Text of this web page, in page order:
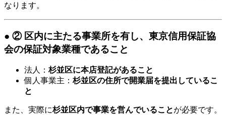
なります。
● ② 区内に主たる事業所を有し、東京信用保証協
会の保証対象業種であること
法人： 杉並区に本店登記があること
個人事業主： 杉並区の住所で開業届を提出しているこ
と
また、実際に杉並区内で事業を営んでいることが必要です。